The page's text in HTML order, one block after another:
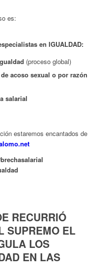
es:
en IGUALDAD:
(proceso global)
acoso sexual o por razón
salarial
estaremos encantados de
RECURRIÓ
SUPREMO EL
LOS
EN LAS